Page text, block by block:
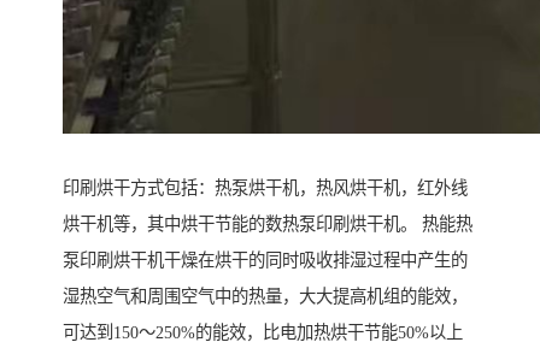
印刷烘干方式包括：热泵烘干机，热风烘干机，红外线
烘干机等，其中烘干节能的数热泵印刷烘干机。 热能热
泵印刷烘干机干燥在烘干的同时吸收排湿过程中产生的
湿热空气和周围空气中的热量，大大提高机组的能效，
可达到150～250%的能效，比电加热烘干节能50%以上